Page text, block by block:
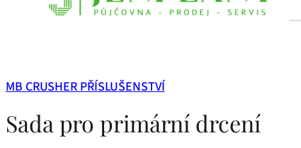
MB CRUSHER PŘÍSLUŠENSTVÍ
Sada pro primární drcení